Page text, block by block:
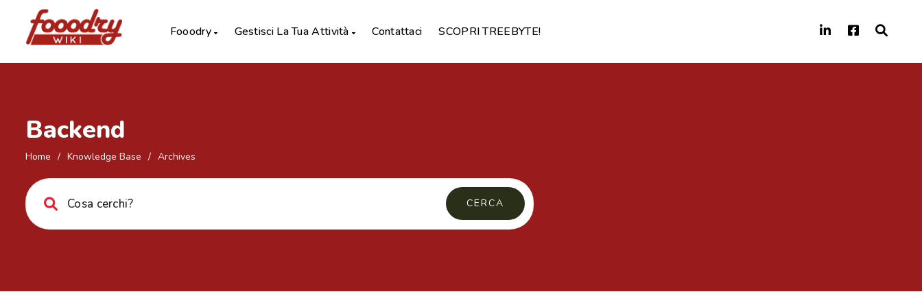
Fooodry Gestisci La Tua Attività Contattaci SCOPRI TREEBYTE!
Backend
Home / Knowledge Base / Archives